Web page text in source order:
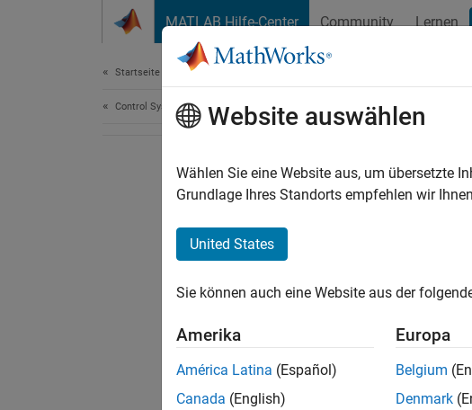
MATLAB Hilfe-Center Community Lernen
Startseite der Dokumentation
Control Systems Website auswählen
Wählen Sie eine Website aus, um übersetzte
Grundlage Ihres Standorts empfehlen wir
United States
Sie können auch eine Website aus der
Amerika
América Latina (Español)
Canada (English)
Europa
Belgium
Denmark